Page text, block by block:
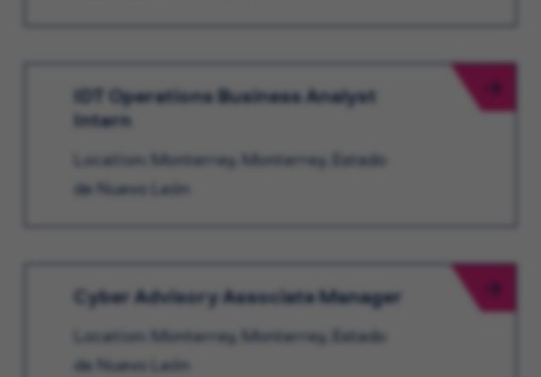
IDT Operations Business Analyst
Intern
Location: Monterrey, Monterrey, Estado
de Nuevo León
Cyber Advisory Associate Manager
Location: Monterrey, Monterrey, Estado
de Nuevo León